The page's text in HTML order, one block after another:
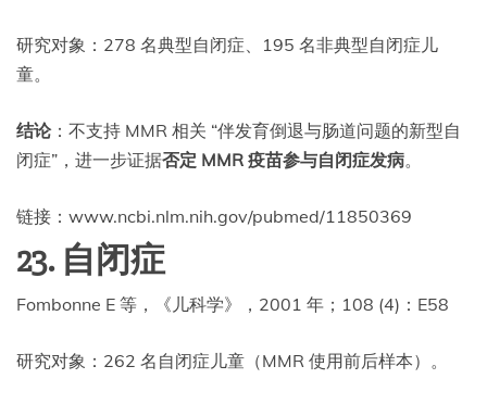
研究对象：278 名典型自闭症、195 名非典型自闭症儿
童。
结论：不支持 MMR 相关 “伴发育倒退与肠道问题的新型自
闭症”，进一步证据否定 MMR 疫苗参与自闭症发病。
链接：www.ncbi.nlm.nih.gov/pubmed/11850369
23. 自闭症
Fombonne E 等，《儿科学》，2001 年；108 (4)：E58
研究对象：262 名自闭症儿童（MMR 使用前后样本）。